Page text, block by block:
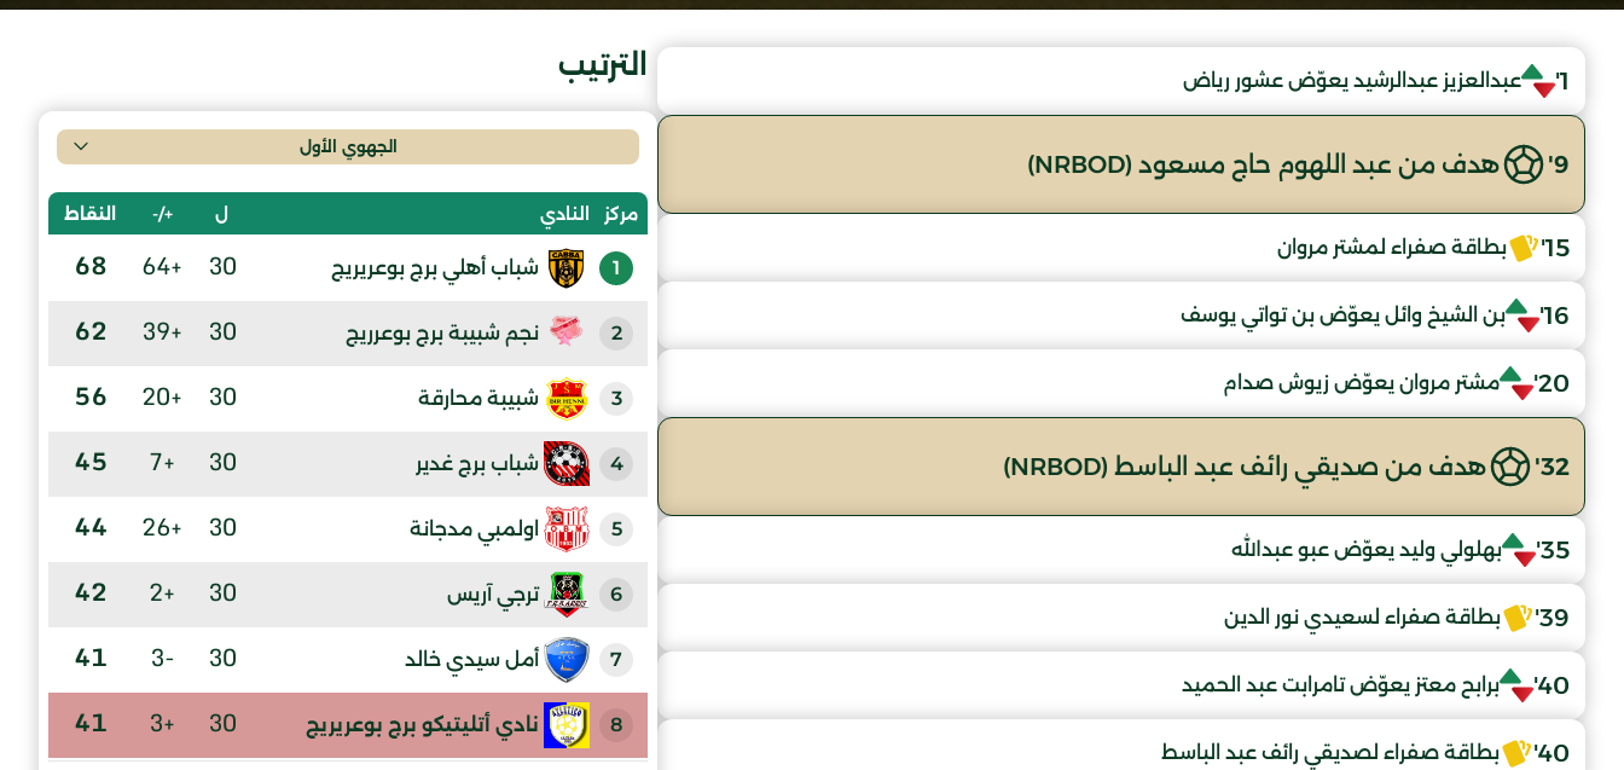
1' عبدالعزيز عبدالرشيد يعوّض عشور رياض
9' هدف من عبد اللهوم حاج مسعود (NRBOD)
15' بطاقة صفراء لمشتر مروان
16' بن الشيخ وائل يعوّض بن تواتي يوسف
20' مشتر مروان يعوّض زيوش صدام
32' هدف من صديقي رائف عبد الباسط (NRBOD)
35' بهلولي وليد يعوّض عبو عبدالله
39' بطاقة صفراء لسعيدي نور الدين
40' برابح معتز يعوّض تامرابت عبد الحميد
40' بطاقة صفراء لصديقي رائف عبد الباسط
الترتيب
الجهوي الأول
مركز النادي ل +/- النقاط
1 شباب أهلي برج بوعريريج 30
+64
68
2 نجم شبيبة برج بوعرريج 30
+39
62
3 شبيبة محارقة 30
+20
56
4 شباب برج غدير 30
+7
45
5 اولمبي مدجانة 30
+26
44
6 ترجي آريس 30
+2
42
7 أمل سيدي خالد 30
-3
41
8 نادي أتليتيكو برج بوعريريج 30
+3
41